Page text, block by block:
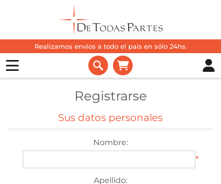
Realizamos envíos a todo el país en sólo 24hs.
Registrarse
Sus datos personales
Nombre:
*
Apellido: